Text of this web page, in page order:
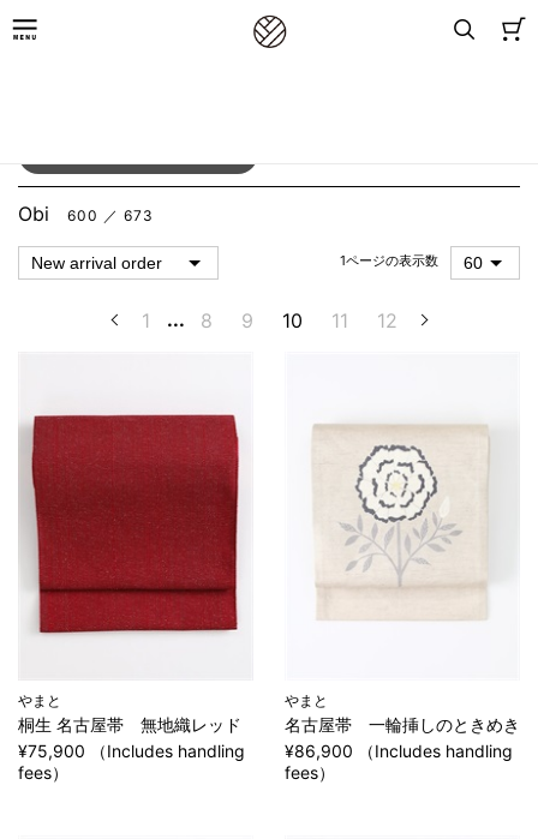
Obi 600 ／ 673
1ページの表示数
1 ... 8 9 10 11 12
やまと
桐生 名古屋帯 無地織レッド
¥75,900 （Includes handling
fees）
やまと
名古屋帯 一輪挿しのときめき
¥86,900 （Includes handling
fees）